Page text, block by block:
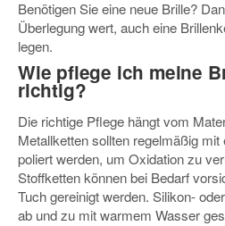
Benötigen Sie eine neue Brille?
Überlegung wert, auch eine
legen.
Wie pflege ich meine
richtig?
Die richtige Pflege hängt vom
Metallkettensollten regelmäßig
poliert werden, um Oxidation zu
Stoffketten können bei Bedarf
Tuch gereinigt werden. Silikon-
ab und zu mit warmem Wasser